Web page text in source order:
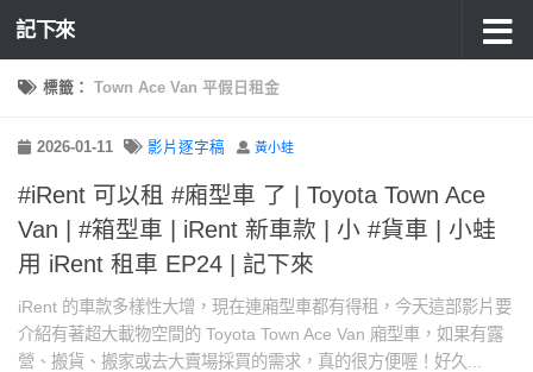
記下來
標籤： Town Ace Van 平假日租金
2026-01-11 影片逐字稿 黃小蛙
#iRent 可以租 #廂型車 了 | Toyota Town Ace
Van | #箱型車 | iRent 新車款 | 小 #貨車 | 小蛙
用 iRent 租車 EP24 | 記下來
iRent 的車款多樣性大增，現在連廂型車都有得租，今天這部影片要
介紹有著超大載物空間的 Toyota Town Ace Van 廂型車，如果有露
營、搬貨、搬家或去大賣場採買的需求，真的很方便喔！好久...